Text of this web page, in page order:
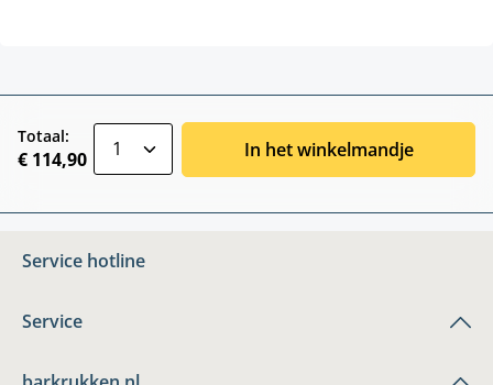
Totaal:
€ 114,90 In het winkelmandje
Service hotline
Service